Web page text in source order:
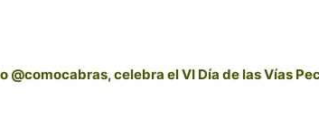
celebra el VI Día de las Vías